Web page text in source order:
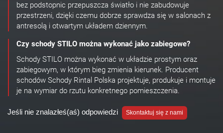
bez podstopnic przepuszcza światło i nie zabudowuje
przestrzeni, dzięki czemu dobrze sprawdza się w salonach z
antresolą i otwartym układem dziennym.
Czy schody STILO można wykonać jako zabiegowe?
Schody STILO można wykonać w układzie prostym oraz
zabiegowym, w którym bieg zmienia kierunek. Producent
schodów Schody Rintal Polska projektuje, produkuje i montuje
je na wymiar do rzutu konkretnego pomieszczenia.
Jeśli nie znalazłeś(aś) odpowiedzi Skontaktuj się z nami